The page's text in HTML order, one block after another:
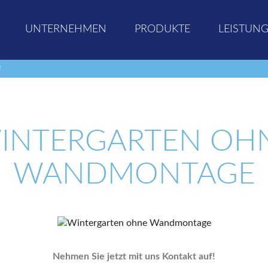
UNTERNEHMEN PRODUKTE
WANDMONTAGE
Nehmen Sie jetzt mit uns Kontakt auf!